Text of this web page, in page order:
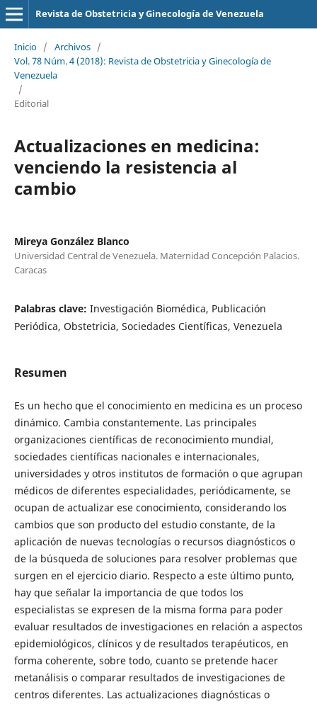
Revista de Obstetricia y Ginecología de Venezuela
Inicio / Archivos /
Vol. 78 Núm. 4 (2018): Revista de Obstetricia y Ginecología de
Venezuela
/
Editorial
Actualizaciones en medicina:
venciendo la resistencia al
cambio
Mireya González Blanco
Universidad Central de Venezuela. Maternidad Concepción Palacios.
Caracas
Palabras clave: Investigación Biomédica, Publicación
Periódica, Obstetricia, Sociedades Científicas, Venezuela
Resumen
Es un hecho que el conocimiento en medicina es un proceso
dinámico. Cambia constantemente. Las principales
organizaciones científicas de reconocimiento mundial,
sociedades científicas nacionales e internacionales,
universidades y otros institutos de formación o que agrupan
médicos de diferentes especialidades, periódicamente, se
ocupan de actualizar ese conocimiento, considerando los
cambios que son producto del estudio constante, de la
aplicación de nuevas tecnologías o recursos diagnósticos o
de la búsqueda de soluciones para resolver problemas que
surgen en el ejercicio diario. Respecto a este último punto,
hay que señalar la importancia de que todos los
especialistas se expresen de la misma forma para poder
evaluar resultados de investigaciones en relación a aspectos
epidemiológicos, clínicos y de resultados terapéuticos, en
forma coherente, sobre todo, cuanto se pretende hacer
metanálisis o comparar resultados de investigaciones de
centros diferentes. Las actualizaciones diagnósticas o